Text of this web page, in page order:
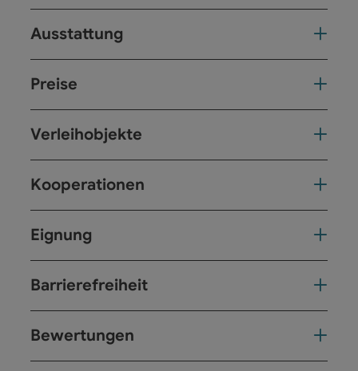
Ausstattung
Preise
Verleihobjekte
Kooperationen
Eignung
Barrierefreiheit
Bewertungen